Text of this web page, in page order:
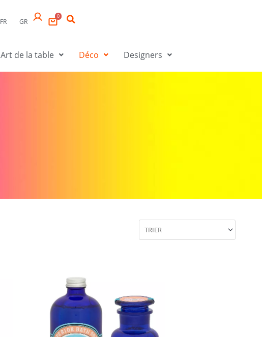
FR GR
0
Art de la table Déco Designers